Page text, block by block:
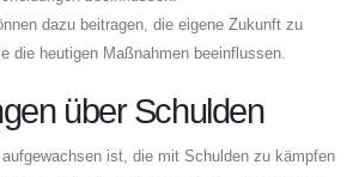
dazu beitragen, die eigene Zukunft zu
die heutigen Maßnahmen beeinflussen.
über Schulden
ist, die mit Schulden zu kämpfen